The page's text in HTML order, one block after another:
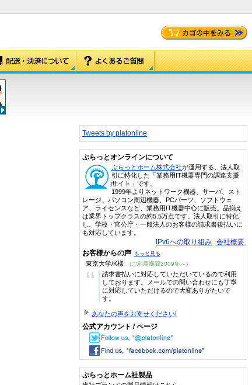
Tweets by platonline
ぷらっとオンラインについて
ぷらっとホーム株式会社が運用する、法人取
引に特化した「業務用IT機器専門の調達支援
サイト」です。
1999年よりネットワーク機器、サーバ、スト
レージ、パソコン周辺機器、PCパーツ、ソフトウェ
ア、ライセンスなど、業務用IT機器中心に販売。品揃え
は業界トップクラスの約5.5万点です。法人取引に特化
し、学校・官公庁・一般法人のお客様の請求書後払いに
も対応しています。
IPv6への取り組み 会社概要
お客様からの声 もっと見る
東京大学/K様 (ご利用期間2009年～)
“
請求書払いに対応していただいているので利用
しております。メールでの問い合わせにも丁寧
に対応していただけるので大変ありがたいで
す。
あなたの声をお寄せください!
公式アカウント / ページ
ぷらっとホーム社製品